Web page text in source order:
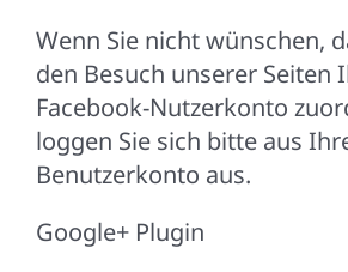
Wenn Sie nicht wünschen,
den Besuch unserer Seiten
Facebook-Nutzerkonto
loggen Sie sich bitte aus
Benutzerkonto aus.
Google+ Plugin